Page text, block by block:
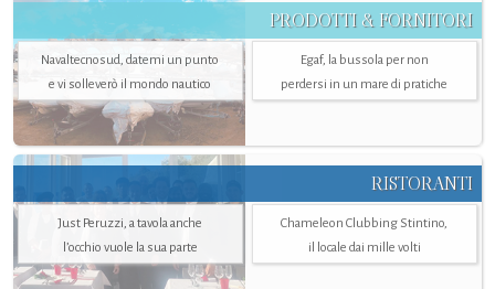
PRODOTTI & FORNITORI
Navaltecnosud, datemi un punto
e vi solleverò il mondo nautico
Egaf, la bussola per non
perdersi in un mare di pratiche
RISTORANTI
Just Peruzzi, a tavola anche
l’occhio vuole la sua parte
Chameleon Clubbing Stintino,
il locale dai mille volti